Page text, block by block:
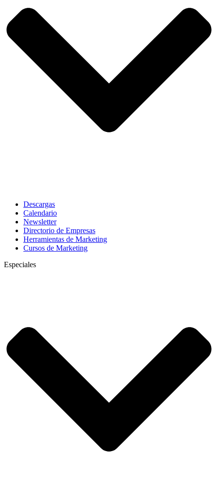
Descargas
Calendario
Newsletter
Directorio de Empresas
Herramientas de Marketing
Cursos de Marketing
Especiales